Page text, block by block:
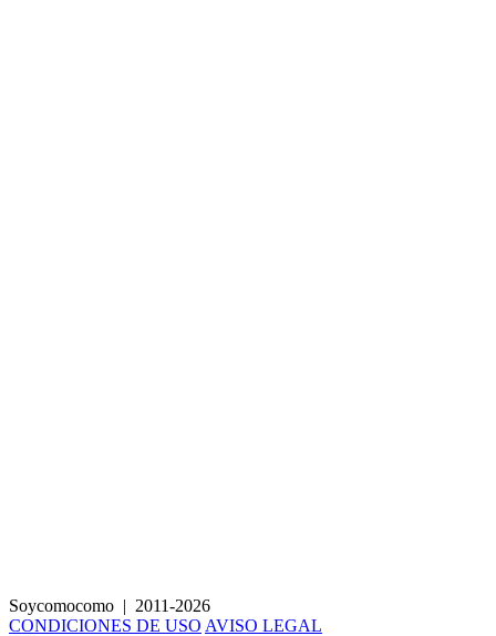
Soycomocomo | 2011-2026
CONDICIONES DE USO AVISO LEGAL